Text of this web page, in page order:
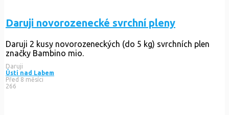
Daruji novorozenecké svrchní pleny
Daruji 2 kusy novorozeneckých (do 5 kg) svrchních plen
značky Bambino mio.
Daruji
Ústí nad Labem
Před 8 měsíci
266